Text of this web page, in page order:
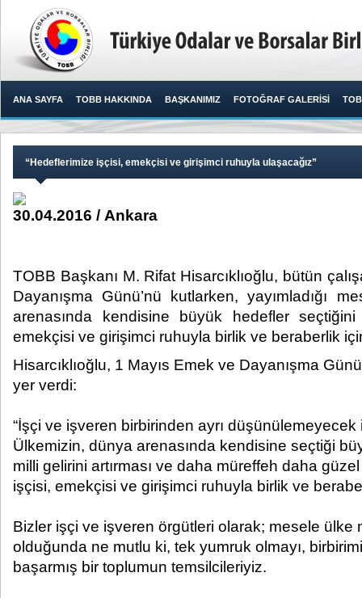
ANA SAYFA TOBB HAKKINDA BAŞKANIMIZ FOTOĞRAF GALERİSİ
“Hedeflerimize işçisi, emekçisi ve girişimci ruhuyla ulaşacağız”
30.04.2016 / Ankara
TOBB Başkanı M. Rifat Hisarcıklıoğlu, bütün
Dayanışma Günü’nü kutlarken, yayımladığı
arenasında kendisine büyük hedefler
emekçisi ve girişimci ruhuyla birlik ve beraberlik
Hisarcıklıoğlu, 1 Mayıs Emek ve Dayanışma
yer verdi:
“İşçi ve işveren birbirinden ayrı
Ülkemizin, dünya arenasında kendisine seçtiği
milli gelirini artırması ve daha müreffeh daha
işçisi, emekçisi ve girişimci ruhuyla birlik ve
Bizler işçi ve işveren örgütleri olarak; mesele ülke
olduğunda ne mutlu ki, tek yumruk olmayı,
başarmış bir toplumun temsilcileriyiz.